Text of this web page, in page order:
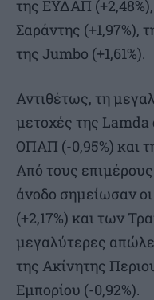
της ΕΥΔΑΠ
Σαράντης (+1,97%),
της Jumbo (+1,61%).
Αντιθέτως, τη
μετοχές της
ΟΠΑΠ (-0,95%) και
Από τους
άνοδο σημείωσαν
(+2,17%) και των
μεγαλύτερες
της Ακίνητης
Εμπορίου (-0,92%).